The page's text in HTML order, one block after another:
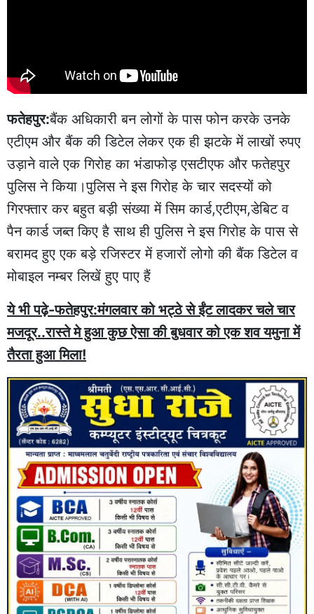
फतेहपुर:बैंक अधिकारी बन लोगों के पास फोन करके उनके
एटीएम और बैंक की डिटेल लेकर एक ही झटके में लाखों रुपए
उड़ाने वाले एक गिरोह का भंडाफोड़ एसटीएफ और फतेहपुर
पुलिस ने किया।पुलिस ने इस गिरोह के चार सदस्यों को
गिरफ्तार कर बहुत बड़ी संख्या में सिम कार्ड,एटीएम,डेबिट व
पैन कार्ड जब्त किए है साथ ही पुलिस ने इस गिरोह के पास से
बरामद हुए एक बड़े रजिस्टर में हजारों लोगो की बैंक डिटेल व
मोबाइल नम्बर लिखें हुए पाए हैं
ये भी पढ़े-फतेहपुर:मंगलवार को भट्ठे से ईंट लादकर चले चार
मजदूर..रास्ते मे हुआ कुछ ऐसा की बुधवार को एक शव यमुना में
तैरता हुआ मिला!